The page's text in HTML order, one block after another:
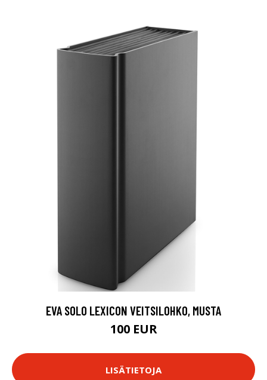
EVA SOLO LEXICON VEITSILOHKO, MUSTA
100 EUR
LISÄTIETOJA